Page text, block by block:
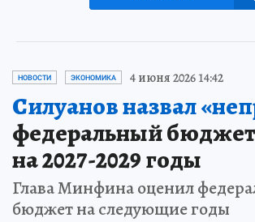
НОВОСТИ ЭКОНОМИКА 4 июня 2026 14:42
Силуанов назвал
федеральный
на 2027-2029 годы
Глава Минфина оценил
бюджет на следующие годы